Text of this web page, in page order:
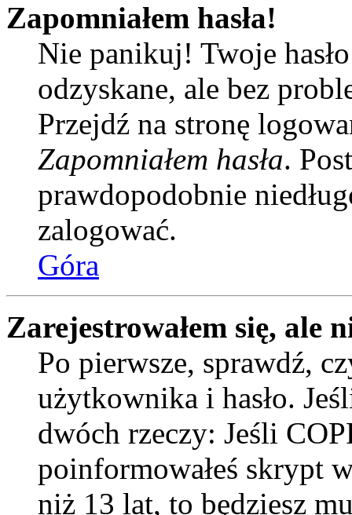
Zapomniałem hasła!
Nie panikuj! Twoje
odzyskane, ale bez
Przejdź na stronę
Zapomniałem hasła.
prawdopodobnie
zalogować.
Góra
Zarejestrowałem się, ale
Po pierwsze, sprawdź,
użytkownika i hasło.
dwóch rzeczy: Jeśli
poinformowałeś skrypt
niż 13 lat, to będziesz